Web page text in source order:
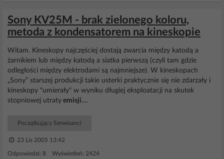
Sony KV25M - brak zielonego koloru,
metoda z kondensatorem na kineskopie
Witam. Kineskopy najczęściej dostają zwarcia między katodą a
żarnikiem lub między katodą a siatka pierwszą (czyli tam gdzie
odległości między elektrodami są najmniejsze). W kineskopach
„Sony” starszej produkcji takie usterki praktycznie się nie zdarzały i
kineskopy "umierały" w wyniku długiej eksploatacji na skutek
stopniowej utraty emisji....
Początkujący Serwisanci
23 Lis 2005 13:42
Odpowiedzi: 8 Wyświetleń: 2424